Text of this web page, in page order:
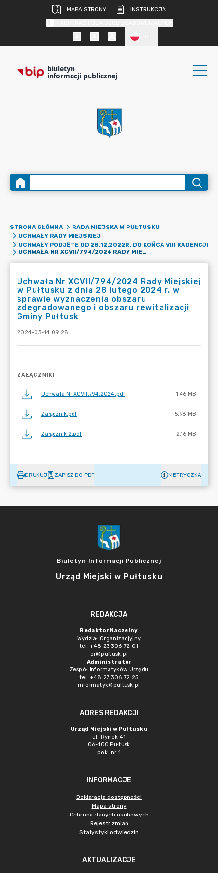
MAPA STRONY
INSTRUKCJA
biuletyn
informacji publicznej
STRONA GŁÓWNA
RADA MIEJSKA W PUŁTUSKU
UCHWAŁY RADY MIEJSKIEJ
UCHWAŁY PODJĘTE OD 28.12.2022R. DO KOŃCA VIII KADENCJI
UCHWAŁA NR XCVII/794/2024 RADY MIEJSKIEJ W PUŁTUSKU Z DNIA 28 LUTEGO 2024 R. W SPRAWIE WYZNACZENIA OBSZARU ZDEGRADOWANEGO I OBSZARU REWITALIZACJI GMINY PUŁTUSK
Uchwała Nr XCVII/794/2024 Rady Miejskiej
w Pułtusku z dnia 28 lutego 2024 r. w
sprawie wyznaczenia obszaru
zdegradowanego i obszaru rewitalizacji
Gminy Pułtusk
2024-03-14 09:28
ZAŁĄCZNIKI
Uchwała Nr XCVII.794.2024.pdf 1.46 MB
Załącznik.pdf 5.98 MB
Załącznik 2.pdf 2.16 MB
DRUKUJ ZAPISZ DO PDF METRYCZKA
Biuletyn Informacji Publicznej
Urząd Miejski w Pułtusku
REDAKCJA
Redaktor Naczelny
Wydział Organizacjyjny
tel. +48 23 306 72 01
or@pultusk.pl
Administrator
Zespół Informatyków Urzędu
tel. +48 23 306 72 25
informatyk@pultusk.pl
ADRES REDAKCJI
Urząd Miejski w Pułtusku
ul. Rynek 41
06-100 Pułtusk
pok. nr 1
INFORMACJE
Deklaracja dostępności
Mapa strony
Ochrona danych osobowych
Rejestr zmian
Statystyki odwiedzin
AKTUALIZACJE